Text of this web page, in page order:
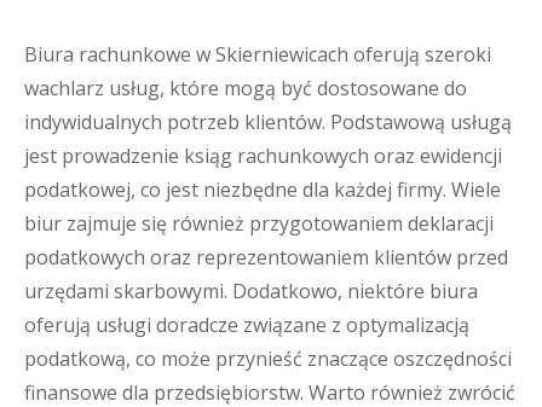
Biura rachunkowe w Skierniewicach oferują szeroki
wachlarz usług, które mogą być dostosowane do
indywidualnych potrzeb klientów. Podstawową usługą
jest prowadzenie ksiąg rachunkowych oraz ewidencji
podatkowej, co jest niezbędne dla każdej firmy. Wiele
biur zajmuje się również przygotowaniem deklaracji
podatkowych oraz reprezentowaniem klientów przed
urzędami skarbowymi. Dodatkowo, niektóre biura
oferują usługi doradcze związane z optymalizacją
podatkową, co może przynieść znaczące oszczędności
finansowe dla przedsiębiorstw. Warto również zwrócić